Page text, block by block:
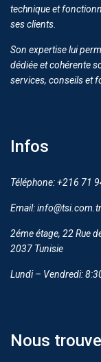
technique et
ses clients.
Son expertise lui
dédiée et cohérente
services, conseils et
Infos
Téléphone: +216 71
Email:
2éme étage, 22 Rue
2037 Tunisie
Lundi – Vendredi:
Nous